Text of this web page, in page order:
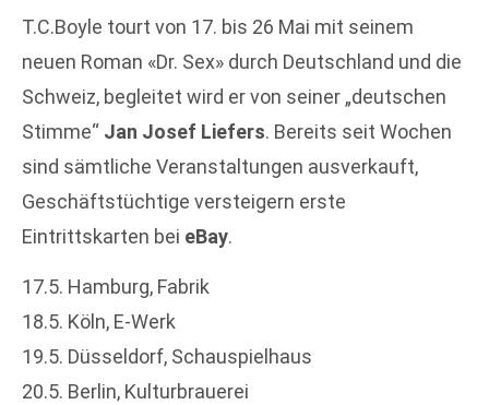
T.C.Boyle tourt von 17. bis 26 Mai mit seinem
neuen Roman «Dr. Sex» durch Deutschland und die
Schweiz, begleitet wird er von seiner „deutschen
Stimme“ Jan Josef Liefers. Bereits seit Wochen
sind sämtliche Veranstaltungen ausverkauft,
Geschäftstüchtige versteigern erste
Eintrittskarten bei eBay.
17.5. Hamburg, Fabrik
18.5. Köln, E-Werk
19.5. Düsseldorf, Schauspielhaus
20.5. Berlin, Kulturbrauerei